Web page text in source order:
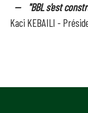
-- "BBL s'est
Kaci KEBAILI -